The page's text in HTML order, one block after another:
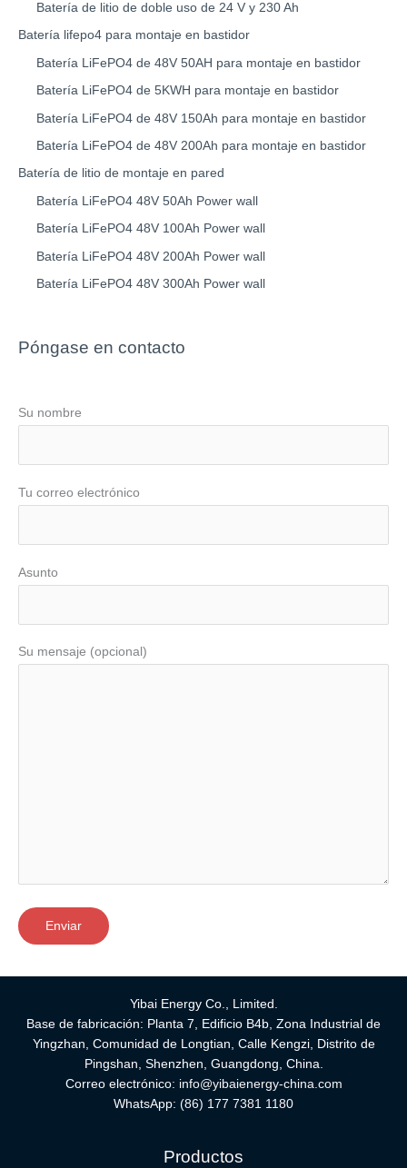
Batería de litio de doble uso de 24 V y 230 Ah
Batería lifepo4 para montaje en bastidor
Batería LiFePO4 de 48V 50AH para montaje en bastidor
Batería LiFePO4 de 5KWH para montaje en bastidor
Batería LiFePO4 de 48V 150Ah para montaje en bastidor
Batería LiFePO4 de 48V 200Ah para montaje en bastidor
Batería de litio de montaje en pared
Batería LiFePO4 48V 50Ah Power wall
Batería LiFePO4 48V 100Ah Power wall
Batería LiFePO4 48V 200Ah Power wall
Batería LiFePO4 48V 300Ah Power wall
Póngase en contacto
Su nombre
Tu correo electrónico
Asunto
Su mensaje (opcional)
Yibai Energy Co., Limited.
Base de fabricación: Planta 7, Edificio B4b, Zona Industrial de
Yingzhan, Comunidad de Longtian, Calle Kengzi, Distrito de
Pingshan, Shenzhen, Guangdong, China.
Correo electrónico: info@yibaienergy-china.com
WhatsApp: (86) 177 7381 1180
Productos